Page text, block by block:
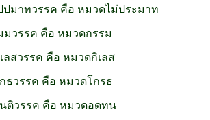
ปมาทวรรค คือ หมวดไม่ประมาท
มวรรค คือ หมวดกรรม
ลสวรรค คือ หมวดกิเลส
ธวรรค คือ หมวดโกรธ
ติวรรค คือ หมวดอดทน